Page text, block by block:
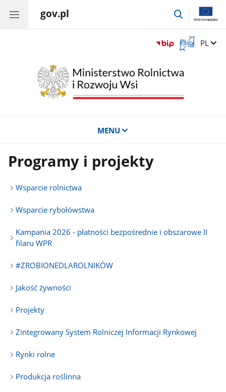
gov.pl
przejdź
Otwórz
okno
tłumaczem
migowego
Zmień
PL
MENU
Programy i projekty
Wsparcie rolnictwa
Wsparcie rybołówstwa
Kampania 2026 - płatności bezpośrednie i obszarowe II
filaru WPR
#ZROBIONEDLAROLNIKÓW
Jakość żywności
Projekty
Zintegrowany System Rolniczej Informacji Rynkowej
Rynki rolne
Produkcja roślinna